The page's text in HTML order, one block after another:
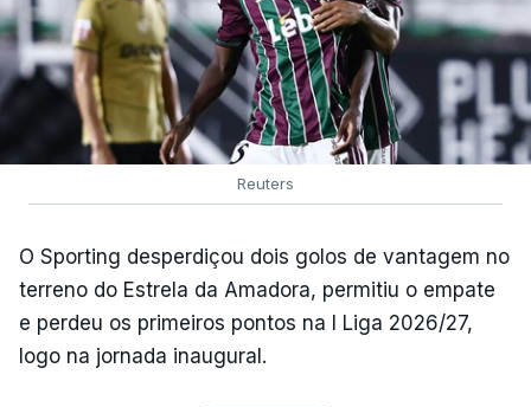
Reuters
O Sporting desperdiçou dois golos de vantagem no
terreno do Estrela da Amadora, permitiu o empate
e perdeu os primeiros pontos na I Liga 2026/27,
logo na jornada inaugural.